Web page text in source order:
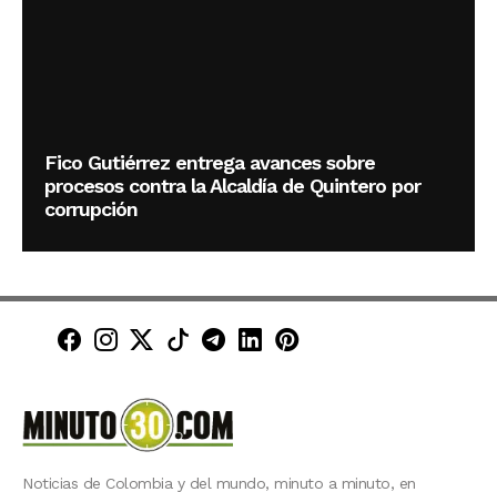
Fico Gutiérrez entrega avances sobre
procesos contra la Alcaldía de Quintero por
corrupción
Minuto30 en Facebook
Minuto30 en Instagram
Minuto30 en X (Twitter)
Minuto30 en TikTok
Canal de Minuto30 en
Minuto30 en LinkedIn
Minuto30 en
Noticias de Colombia y del mundo, minuto a minuto, en